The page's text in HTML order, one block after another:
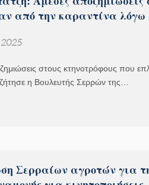
από την καραντίνα λόγω
στους κτηνοτρόφους που
η Βουλευτής Σερρών της…
Σερραίων αγροτών για